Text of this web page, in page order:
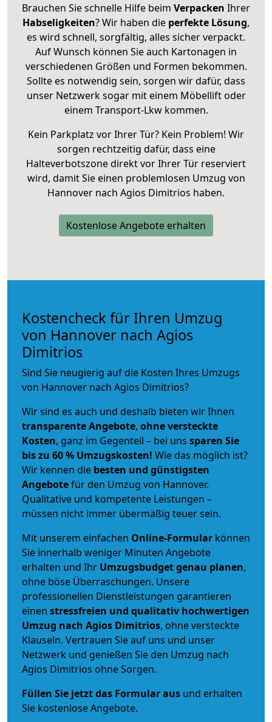
Brauchen Sie schnelle Hilfe beim Verpacken Ihrer
Habseligkeiten? Wir haben die perfekte Lösung,
es wird schnell, sorgfältig, alles sicher verpackt.
Auf Wunsch können Sie auch Kartonagen in
verschiedenen Größen und Formen bekommen.
Sollte es notwendig sein, sorgen wir dafür, dass
unser Netzwerk sogar mit einem Möbellift oder
einem Transport-Lkw kommen.
Kein Parkplatz vor Ihrer Tür? Kein Problem! Wir
sorgen rechtzeitig dafür, dass eine
Halteverbotszone direkt vor Ihrer Tür reserviert
wird, damit Sie einen problemlosen Umzug von
Hannover nach Agios Dimitrios haben.
Kostenlose Angebote erhalten
Kostencheck für Ihren Umzug
von Hannover nach Agios
Dimitrios
Sind Sie neugierig auf die Kosten Ihres Umzugs
von Hannover nach Agios Dimitrios?
Wir sind es auch und deshalb bieten wir Ihnen
transparente Angebote, ohne versteckte
Kosten, ganz im Gegenteil – bei uns sparen Sie
bis zu 60 % Umzugskosten! Wie das möglich ist?
Wir kennen die besten und günstigsten
Angebotefür den Umzug von Hannover.
Qualitative und kompetente Leistungen –
müssen nicht immer übermäßig teuer sein.
Mit unserem einfachen Online-Formular können
Sie innerhalb weniger Minuten Angebote
erhalten und Ihr Umzugsbudgetgenau planen,
ohne böse Überraschungen. Unsere
professionellen Dienstleistungen garantieren
einen stressfreien und qualitativ hochwertigen
Umzug nach Agios Dimitrios, ohne versteckte
Klauseln. Vertrauen Sie auf uns und unser
Netzwerk und genießen Sie den Umzug nach
Agios Dimitrios ohne Sorgen.
Füllen Sie jetzt das Formular aus und erhalten
Sie kostenlose Angebote.